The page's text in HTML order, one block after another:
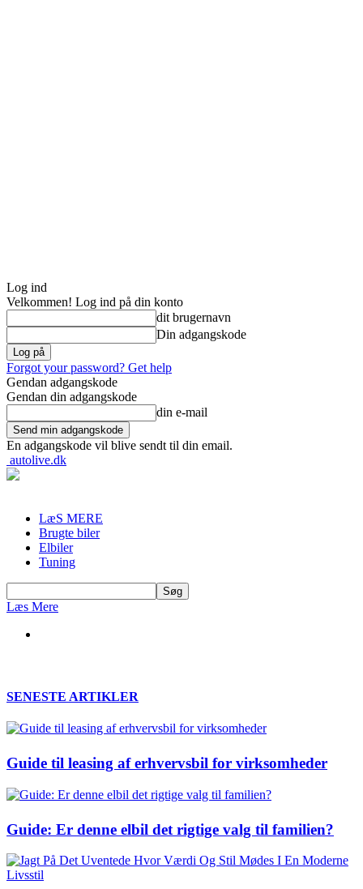
Log ind
Velkommen! Log ind på din konto
dit brugernavn
Din adgangskode
Forgot your password? Get help
Gendan adgangskode
Gendan din adgangskode
din e-mail
En adgangskode vil blive sendt til din email.
autolive.dk
LæS MERE
Brugte biler
Elbiler
Tuning
Læs Mere
SENESTE ARTIKLER
Guide til leasing af erhvervsbil for virksomheder
Guide: Er denne elbil det rigtige valg til familien?